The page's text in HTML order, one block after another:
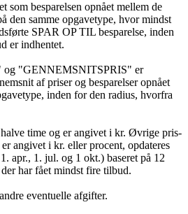
som besparelsen opnået mellem de
den samme opgavetype, hvor mindst
SPAR OP TIL besparelse, inden
er indhentet.
"GENNEMSNITSPRIS" er
af priser og besparelser opnået
inden for den radius, hvorfra
time og er angivet i kr. Øvrige pris-
angivet i kr. eller procent, opdateres
apr., 1. jul. og 1 okt.) baseret på 12
har fået mindst fire tilbud.
eventuelle afgifter.